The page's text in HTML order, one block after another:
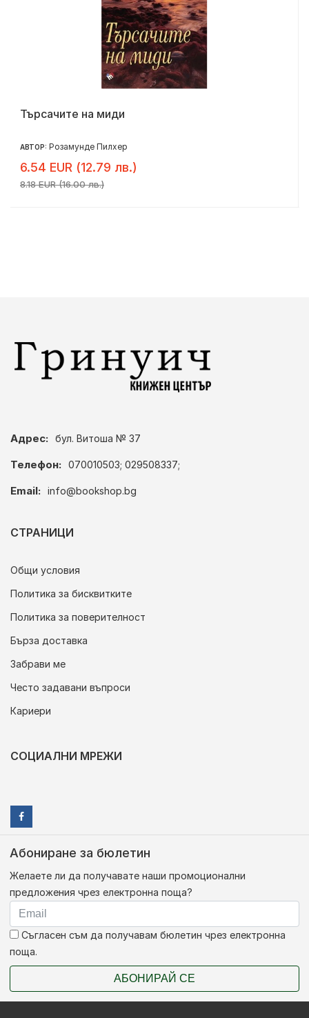
Търсачите на миди
АВТОР: Розамунде Пилхер
6.54 EUR (12.79 лв.)
8.18 EUR (16.00 лв.)
Адрес: бул. Витоша № 37
Телефон: 070010503; 029508337;
Email: info@bookshop.bg
СТРАНИЦИ
Общи условия
Политика за бисквитките
Политика за поверителност
Бърза доставка
Забрави ме
Често задавани въпроси
Кариери
СОЦИАЛНИ МРЕЖИ
Абониране за бюлетин
Желаете ли да получавате наши промоционални
предложения чрез електронна поща?
Съгласен съм да получавам бюлетин чрез електронна
поща.
АБОНИРАЙ СЕ